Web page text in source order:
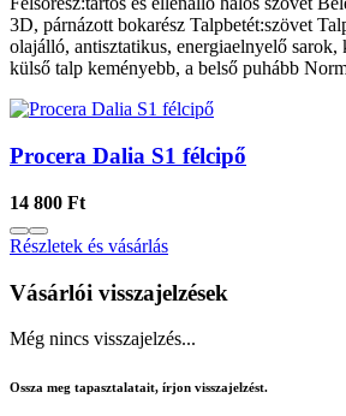
3D, párnázott bokarész Talpbetét:szövet
olajálló, antisztatikus, energiaelnyelő sarok,
külső talp keményebb, a belső puhább
Procera Dalia S1 félcipő
14 800 Ft
Részletek és vásárlás
Vásárlói visszajelzések
Még nincs visszajelzés...
Ossza meg tapasztalatait, írjon visszajelzést.